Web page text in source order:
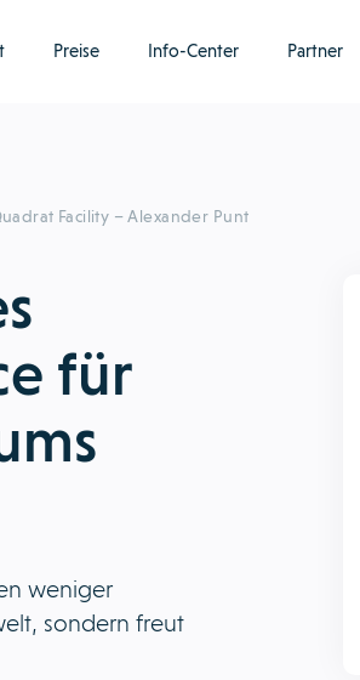
Preise Info-Center Partner
Facility – Alexander Punt
für
weniger
sondern freut